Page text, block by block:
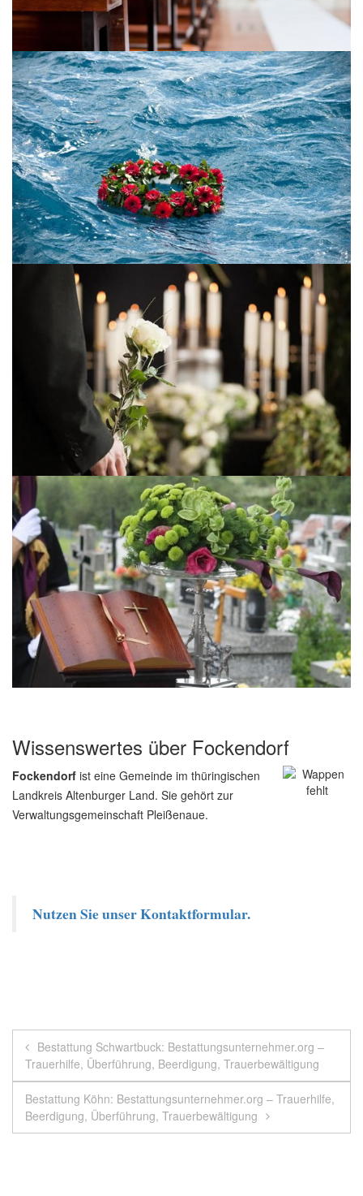
Wissenswertes über Fockendorf
Fockendorf ist eine Gemeinde im thüringischen
Landkreis Altenburger Land. Sie gehört zur
Verwaltungsgemeinschaft Pleißenaue.
Nutzen Sie unser Kontaktformular.
Beitragsnavigation
Bestattung Schwartbuck: Bestattungsunternehmer.org –
Trauerhilfe, Überführung, Beerdigung, Trauerbewältigung
Bestattung Köhn: Bestattungsunternehmer.org – Trauerhilfe,
Beerdigung, Überführung, Trauerbewältigung